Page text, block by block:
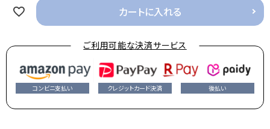
カートに入れる
ご利用可能な決済サービス
コンビニ支払い クレジットカード決済 後払い